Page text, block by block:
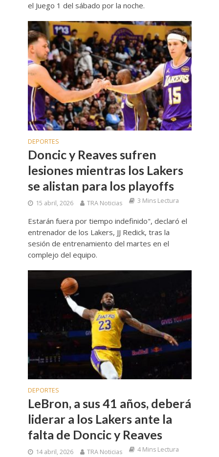
el Juego 1 del sábado por la noche.
DEPORTES
Doncic y Reaves sufren
lesiones mientras los Lakers
se alistan para los playoffs
15 abril, 2026 TRA Noticias 3 Mins Lectura
Estarán fuera por tiempo indefinido", declaró el
entrenador de los Lakers, JJ Redick, tras la
sesión de entrenamiento del martes en el
complejo del equipo.
DEPORTES
LeBron, a sus 41 años, deberá
liderar a los Lakers ante la
falta de Doncic y Reaves
14 abril, 2026 TRA Noticias 4 Mins Lectura